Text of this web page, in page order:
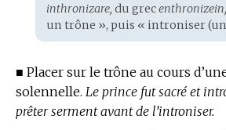
inthronizare, du grecenthronizein,
un trône », puis « introniser (un
■ Placer sur le trône au cours
solennelle. Le prince fut sacré et
prêter serment avant de l’introniser.